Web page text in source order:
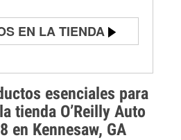
esenciales para
tienda O’Reilly Auto
en Kennesaw, GA
EN LA TIENDA
alternadores y
la luz "Check Engine"